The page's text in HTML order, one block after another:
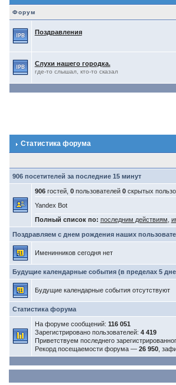
Форум
Поздравления
Слухи нашего городка.
где-то слышал, кто-то сказал
Статистика форума
906 посетителей за последние 15 минут
906гостей, 0пользователей 0скрытых
Yandex Bot
Полный список по: последним действиям
Поздравляем с днем рождения наших
Именинников сегодня нет
Будущие календарные события (в пределах 5
Будущие календарные события отсутствуют
Статистика форума
На форуме сообщений: 116 051
Зарегистрировано пользователей: 4 419
Приветствуем последнего
Рекорд посещаемости форума — 26 950,